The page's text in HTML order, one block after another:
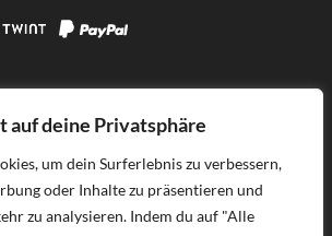
auf deine Privatsphäre
um dein Surferlebnis zu verbessern,
oder Inhalte zu präsentieren und
zu analysieren. Indem du auf "Alle